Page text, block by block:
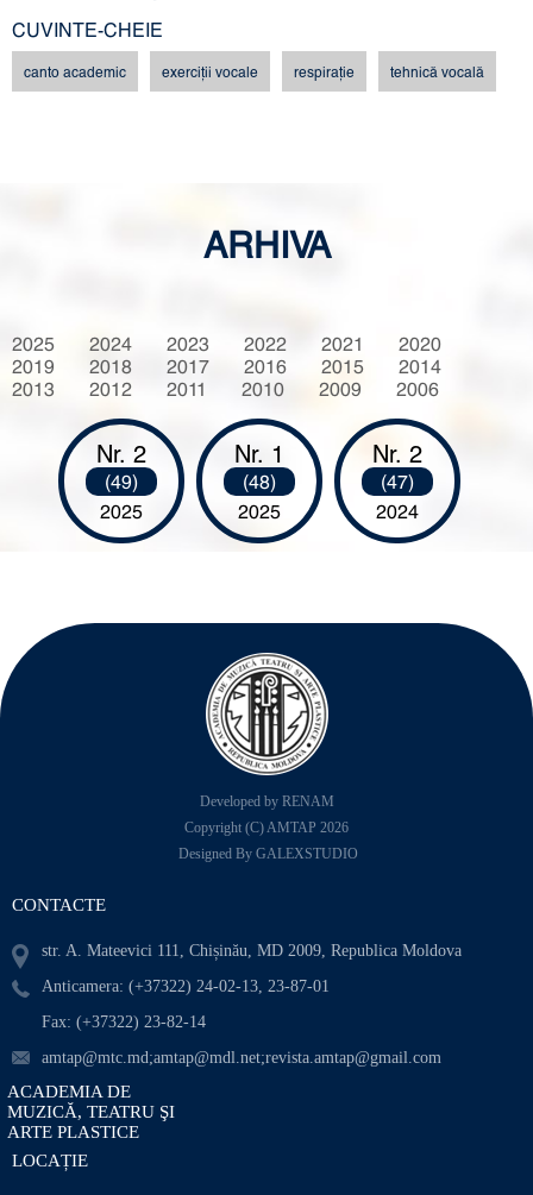
CUVINTE-CHEIE
canto academic exerciţii vocale respirație tehnică vocală
ARHIVA
2025 2024 2023 2022 2021
2020
2019
2018 2017 2016 2015
2014
2013
2012 2011 2010 2009 2006
Nr. 2
(49)
2025
Nr. 1
(48)
2025
Nr. 2
(47)
2024
Developed by RENAM
Copyright (C) AMTAP 2026
Designed By GALEXSTUDIO
CONTACTE
str. A. Mateevici 111, Chișinău, MD 2009, Republica Moldova
Anticamera: (+37322) 24-02-13, 23-87-01
Fax: (+37322) 23-82-14
amtap@mtc.md;amtap@mdl.net;revista.amtap@gmail.com
ACADEMIA DE
MUZICĂ, TEATRU ŞI
ARTE PLASTICE
LOCAȚIE